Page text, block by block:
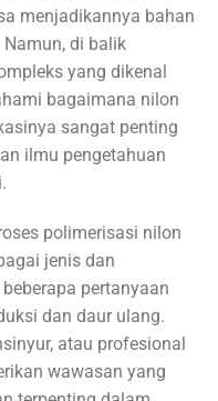
menjadikannya bahan
di balik
yang dikenal
bagaimana nilon
sangat penting
ilmu pengetahuan
polimerisasi nilon
jenis dan
pertanyaan
dan daur ulang.
atau profesional
wawasan yang